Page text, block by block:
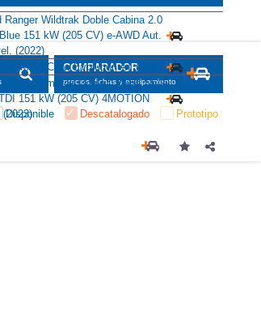
COMPARADOR
precios, fichas y equipamiento
Disponible Descatalogado Prototipo
Ranger Wildtrak Doble Cabina 2.0
151 kW (205 CV) e-AWD Aut.
(2022)
D-MAX Crew Evolution AT (2026)
Amarok Doble Cabina Style
151 kW (205 CV) 4MOTION